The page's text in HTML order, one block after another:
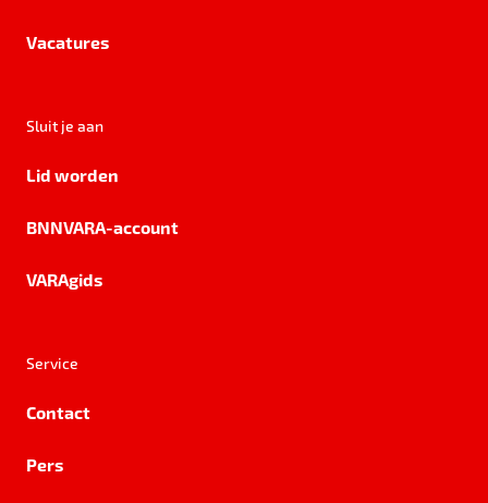
Vacatures
Sluit je aan
Lid worden
BNNVARA-account
VARAgids
Service
Contact
Pers